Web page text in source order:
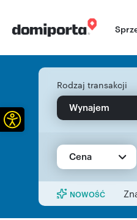
Rodzaj transakcji
Wynajem
Cena
NOWOŚĆ
Otwórz pasek narzędzi